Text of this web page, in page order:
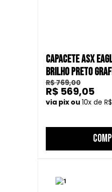
CAPACETE ASX
BRILHO PRETO
R$ 769,00
10
R$ 569,05